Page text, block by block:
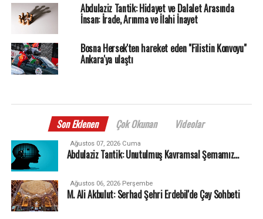
Abdulaziz Tantik: Hidayet ve Dalalet Arasında
İnsan: İrade, Arınma ve İlahi İnayet
Bosna Hersek'ten hareket eden "Filistin Konvoyu"
Ankara'ya ulaştı
Son Eklenen Çok Okunan Videolar
Ağustos 07, 2026 Cuma
Abdulaziz Tantik: Unutulmuş Kavramsal Şemamız…
Ağustos 06, 2026 Perşembe
M. Ali Akbulut: Serhad Şehri Erdebil'de Çay Sohbeti